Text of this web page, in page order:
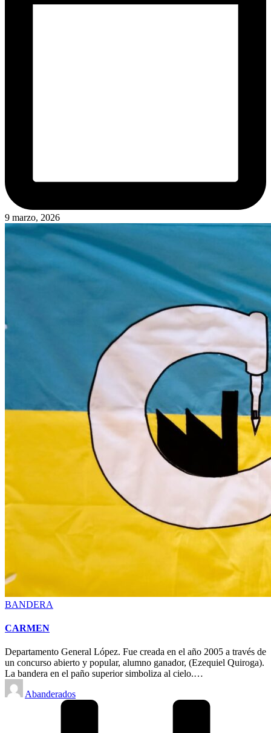
9 marzo, 2026
Posted
BANDERA
CARMEN
Departamento General López. Fue creada en el año 2005 a través de
un concurso abierto y popular, alumno ganador, (Ezequiel Quiroga).
La bandera en el paño superior simboliza al cielo.…
Posted
by
Abanderados